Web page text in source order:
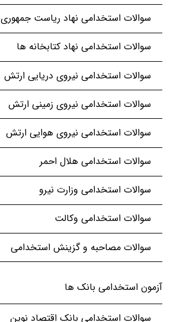
سوالات استخدامی نهاد ریاست جمهوری
سوالات استخدامی نهاد کتابخانه ها
سوالات استخدامی نیروی دریایی ارتش
سوالات استخدامی نیروی زمینی ارتش
سوالات استخدامی نیروی هوایی ارتش
سوالات استخدامی هلال احمر
سوالات استخدامی وزارت نیرو
سوالات استخدامی وکالت
سوالات مصاحبه و گزینش استخدامی
آزمون استخدامی بانک ها
سوالات استخدامی بانک اقتصاد نوین